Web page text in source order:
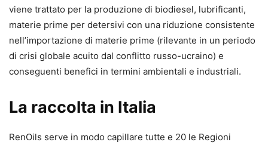
viene trattato per la produzione di biodiesel, lubrificanti,
materie prime per detersivi con una riduzione consistente
nell’importazione di materie prime (rilevante in un periodo
di crisi globale acuito dal conflitto russo-ucraino) e
conseguenti benefici in termini ambientali e industriali.
La raccolta in Italia
RenOils serve in modo capillare tutte e 20 le Regioni